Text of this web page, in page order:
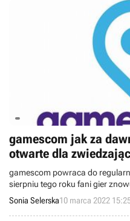
gamescom jak za
otwarte dla
gamescom powraca do
sierpniu tego roku fani gier
wydarzeniu na żywo oraz online.
Sonia Selerska10 marca 2022